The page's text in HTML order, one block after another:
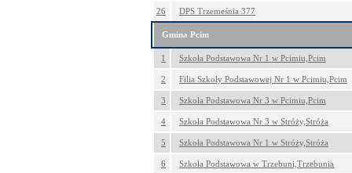
26 DPS Trzemeśnia 377
Gmina Pcim
1 Szkoła Podstawowa Nr 1 w Pcimiu,Pcim
2 Filia Szkoły Podstawowej Nr 1 w Pcimiu,Pcim
3 Szkoła Podstawowa Nr 3 w Pcimiu,Pcim
4 Szkoła Podstawowa Nr 3 w Stróży,Stróża
5 Szkoła Podstawowa Nr 1 w Stróży,Stróża
6 Szkoła Podstawowa w Trzebuni,Trzebunia